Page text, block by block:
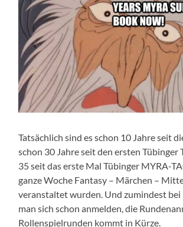
Tatsächlich sind es schon 10 Jahre seit
schon 30 Jahre seit den ersten Tübinger
35 seit das erste Mal Tübinger MYRA-
ganze Woche Fantasy – Märchen –
veranstaltet wurden. Und zumindest bei
man sich schon anmelden, die
Rollenspielrunden kommt in Kürze.